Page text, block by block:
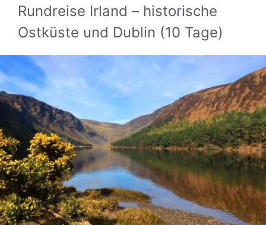
Rundreise Irland – historische
Ostküste und Dublin (10 Tage)